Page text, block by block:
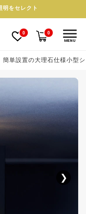
明をセレクト
0 0
MENU
簡単設置の大理石仕様小型
❯